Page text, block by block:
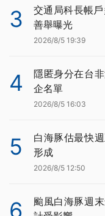
3
交通局科長帳
善舉曝光
2026/8/5 19:39
4
隱匿身分在台
企名單
2026/8/5 16:03
5
白海豚估最快
形成
2026/8/5 12:50
6
颱風白海豚週